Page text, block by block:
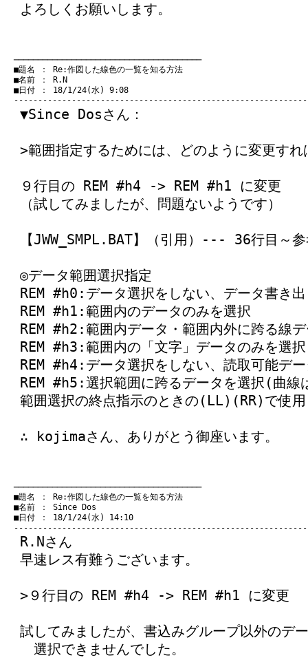
よろしくお願いします。
───────────────────────────────────────
■題名 ： Re:作図した線色の一覧を知る方法
■名前 ： R.N
■日付 ： 18/1/24(水) 9:08
▼Since Dosさん：
>範囲指定するためには、どのように変更す
９行目の REM #h4 -> REM #h1 に変更
（試してみましたが、問題ないようです）
【JWW_SMPL.BAT】（引用）--- 36行目～
◎データ範囲選択指定
REM #h0:データ選択をしない、データ書き
REM #h1:範囲内のデータのみを選択
REM #h2:範囲内データ・範囲内外に跨る線
REM #h3:範囲内の「文字」データのみを選択
REM #h4:データ選択をしない、読取可能デ
REM #h5:選択範囲に跨るデータを選択(曲
範囲選択の終点指示のときの(LL)(RR)で使
∴ kojimaさん、ありがとう御座います。
───────────────────────────────────────
■題名 ： Re:作図した線色の一覧を知る方法
■名前 ： Since Dos
■日付 ： 18/1/24(水) 14:10
R.Nさん
早速レス有難うございます。
>９行目の REM #h4 -> REM #h1 に変更
試してみましたが、書込みグループ以外のデ
選択できませんでした。